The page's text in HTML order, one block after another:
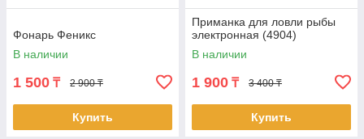
Фонарь Феникс
В наличии
1 500 ₸ 2 900 ₸
Купить
Приманка для ловли рыбы
электронная (4904)
В наличии
1 900 ₸ 3 400 ₸
Купить